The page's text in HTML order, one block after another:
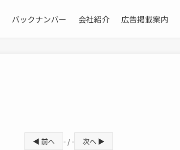
バックナンバー 会社紹介 広告掲載案内
◀ 前へ - / - 次へ ▶